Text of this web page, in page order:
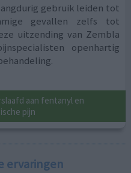
gebruik leiden tot
gevallen zelfs tot
uitzending van Zembla
openhartig
aan fentanyl en
pijn
ervaringen